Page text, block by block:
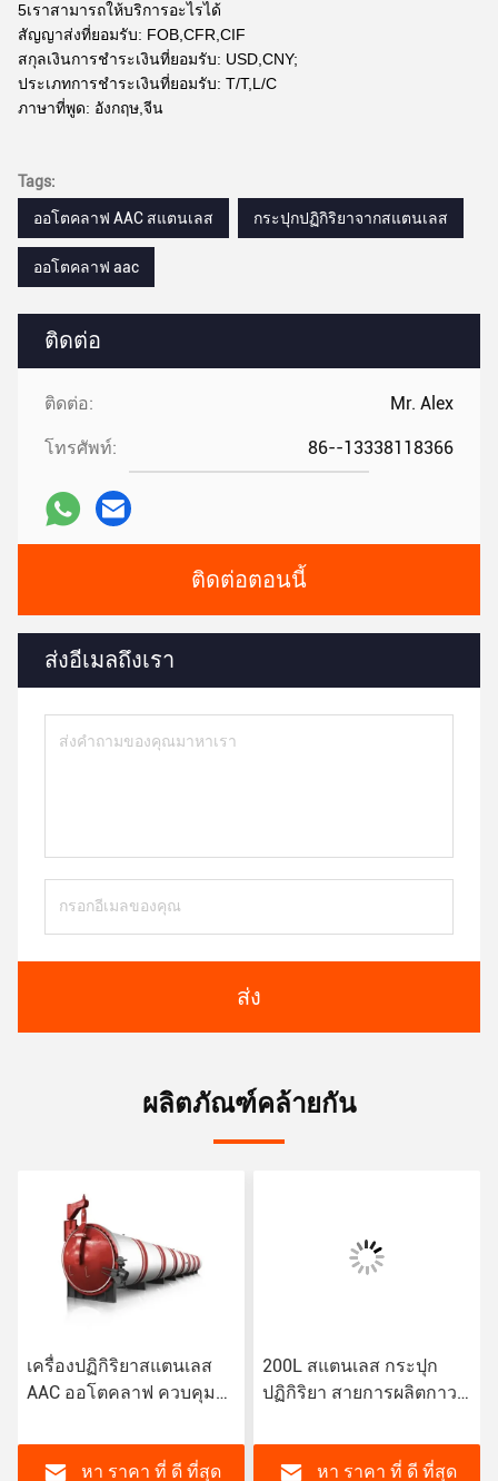
ติดต่อ
ติดต่อ: Mr. Alex
โทรศัพท์: 86--13338118366
ติดต่อตอนนี้
ส่งอีเมลถึงเรา
ส่ง
5เราสามารถให้บริการอะไรได้
สัญญาส่งที่ยอมรับ: FOB,CFR,CIF
สกุลเงินการชําระเงินที่ยอมรับ: USD,CNY;
ประเภทการชําระเงินที่ยอมรับ: T/T,L/C
ภาษาที่พูด: อังกฤษ,จีน
Tags:
ออโตคลาฟ AAC สแตนเลส กระปุกปฏิกิริยาจากสแตนเลส
ออโตคลาฟ aac
ผลิตภัณฑ์คล้ายกัน
เครื่องปฏิกิริยาสแตนเลส
AAC ออโตคลาฟ ควบคุม
ไฟฟ้า จอจอสัมผัส
หา ราคา ที่ ดี ที่สุด
200L สแตนเลส กระปุก
ปฏิกิริยา สายการผลิตกาว
หา ราคา ที่ ดี ที่สุด